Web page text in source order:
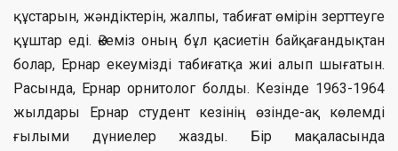
құстарын, жәндіктерін, жалпы, табиғат өмірін зерттеуге
құштар еді. Әкеміз оның бұл қасиетін байқағандықтан
болар, Ернар екеумізді табиғатқа жиі алып шығатын.
Расында, Ернар орнитолог болды. Кезінде 1963-1964
жылдары Ернар студент кезінің өзінде-ақ көлемді
ғылыми дүниелер жазды. Бір мақаласында